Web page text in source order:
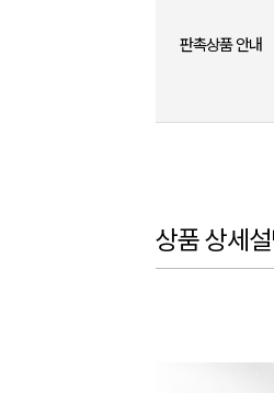
판촉상품 안내
상품 상세